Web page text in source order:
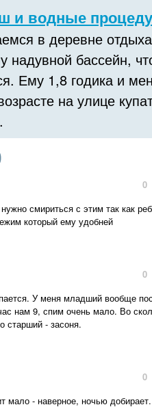
и водные
в деревне
надувной бассейн,
Ему 1,8 годика и
на улице
0
смириться с этим так как
который ему удобней
0
У меня младший вообще
нам 9, спим очень мало. Во
старший - засоня.
0
мало - наверное, ночью